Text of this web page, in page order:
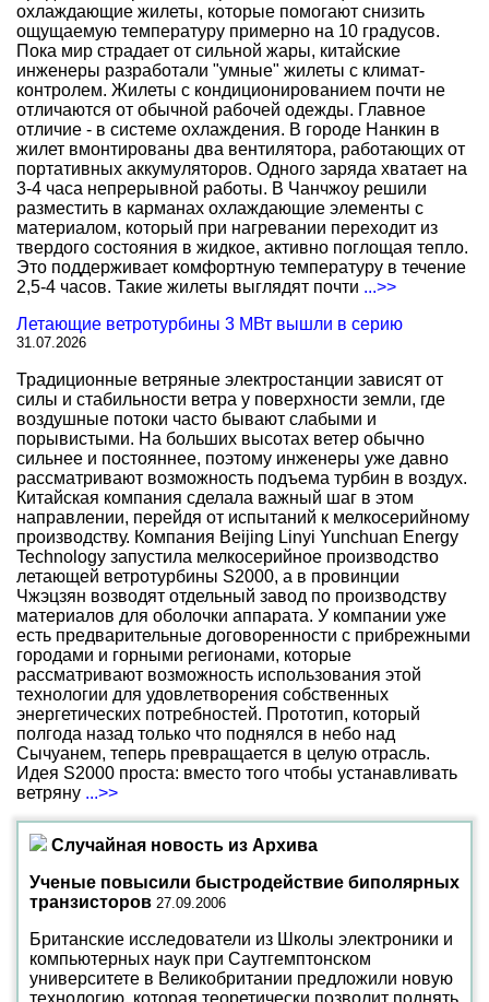
охлаждающие жилеты, которые помогают снизить
ощущаемую температуру примерно на 10 градусов.
Пока мир страдает от сильной жары, китайские
инженеры разработали "умные" жилеты с климат-
контролем. Жилеты с кондиционированием почти не
отличаются от обычной рабочей одежды. Главное
отличие - в системе охлаждения. В городе Нанкин в
жилет вмонтированы два вентилятора, работающих от
портативных аккумуляторов. Одного заряда хватает на
3-4 часа непрерывной работы. В Чанчжоу решили
разместить в карманах охлаждающие элементы с
материалом, который при нагревании переходит из
твердого состояния в жидкое, активно поглощая тепло.
Это поддерживает комфортную температуру в течение
2,5-4 часов. Такие жилеты выглядят почти ...>>
Летающие ветротурбины 3 МВт вышли в серию
31.07.2026
Традиционные ветряные электростанции зависят от
силы и стабильности ветра у поверхности земли, где
воздушные потоки часто бывают слабыми и
порывистыми. На больших высотах ветер обычно
сильнее и постояннее, поэтому инженеры уже давно
рассматривают возможность подъема турбин в воздух.
Китайская компания сделала важный шаг в этом
направлении, перейдя от испытаний к мелкосерийному
производству. Компания Beijing Linyi Yunchuan Energy
Technology запустила мелкосерийное производство
летающей ветротурбины S2000, а в провинции
Чжэцзян возводят отдельный завод по производству
материалов для оболочки аппарата. У компании уже
есть предварительные договоренности с прибрежными
городами и горными регионами, которые
рассматривают возможность использования этой
технологии для удовлетворения собственных
энергетических потребностей. Прототип, который
полгода назад только что поднялся в небо над
Сычуанем, теперь превращается в целую отрасль.
Идея S2000 проста: вместо того чтобы устанавливать
ветряну ...>>
Случайная новость из Архива
Ученые повысили быстродействие биполярных
транзисторов 27.09.2006
Британские исследователи из Школы электроники и
компьютерных наук при Саутгемптонском
университете в Великобритании предложили новую